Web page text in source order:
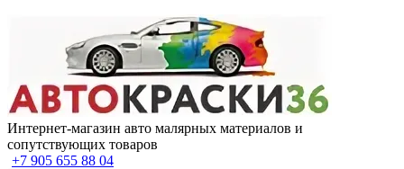
Интернет-магазин авто малярных материалов и
сопутствующих товаров
+7 905 655 88 04